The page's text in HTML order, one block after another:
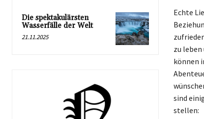
Die spektakulärsten
Wasserfälle der Welt
21.11.2025
Echte
zu
können
sind
stellen: